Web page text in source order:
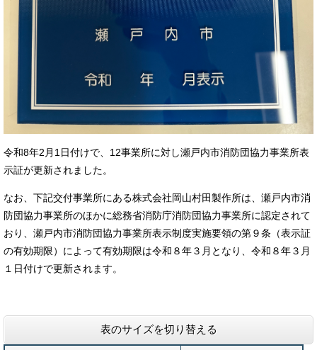
令和8年2月1日付けで、12事業所に対し瀬戸内市消防団協力事業所表
示証が更新されました。
なお、下記交付事業所にある株式会社岡山村田製作所は、瀬戸内市消
防団協力事業所のほかに総務省消防庁消防団協力事業所に認定されて
おり、瀬戸内市消防団協力事業所表示制度実施要領の第９条（表示証
の有効期限）によって有効期限は令和８年３月となり、令和８年３月
１日付けで更新されます。
表のサイズを切り替える